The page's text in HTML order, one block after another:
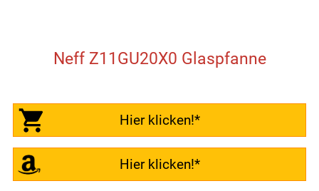
Neff Z11GU20X0 Glaspfanne
Hier klicken!*
Hier klicken!*